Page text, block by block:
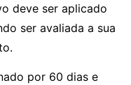
deve ser aplicado
ser avaliada a sua
por 60 dias e